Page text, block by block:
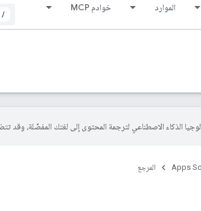
الموارد خوادم MCP
/
Apps المرجع